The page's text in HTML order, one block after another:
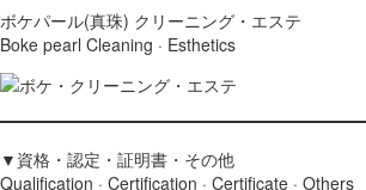
ボケパール(真珠) クリーニング・エステ
Boke pearl Cleaning · Esthetics
▼資格・認定・証明書・その他
Qualification · Certification · Certificate · Others